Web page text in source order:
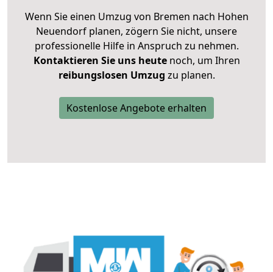
Wenn Sie einen Umzug von Bremen nach Hohen
Neuendorf planen, zögern Sie nicht, unsere
professionelle Hilfe in Anspruch zu nehmen.
Kontaktieren Sie uns heutenoch, um Ihren
reibungslosen Umzug zu planen.
Kostenlose Angebote erhalten